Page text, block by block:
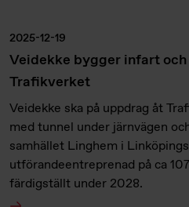
2025-12-19
Veidekke bygger infart
Trafikverket
Veidekke ska på uppdrag åt
med tunnel under järnvägen
samhället Linghem i
utförandeentreprenad på ca
färdigställt under 2028.